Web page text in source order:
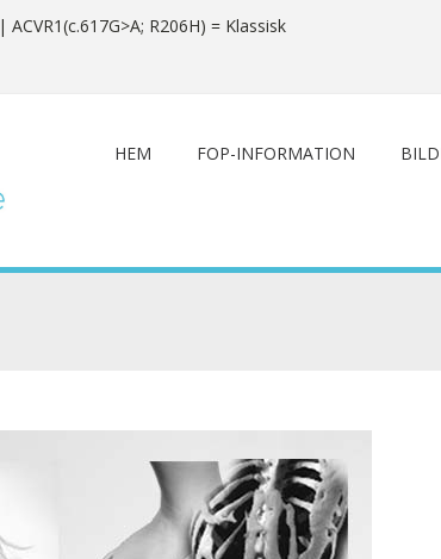
| ACVR1(c.617G>A; R206H) = Klassisk
HEM FOP-INFORMATION